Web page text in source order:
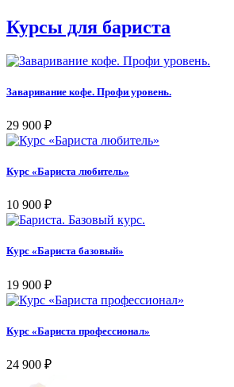
Курсы для бариста
Заваривание кофе. Профи уровень.
29 900 ₽
Курс «Бариста любитель»
10 900 ₽
Курс «Бариста базовый»
19 900 ₽
Курс «Бариста профессионал»
24 900 ₽